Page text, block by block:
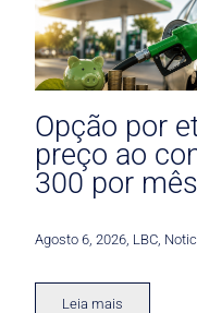
Opção por
preço ao
300 por mês
Agosto 6, 2026 LBC
Leia mais